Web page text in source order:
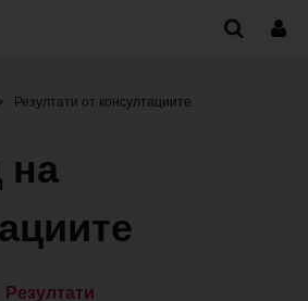
Резултати от консултациите
на
Резултати